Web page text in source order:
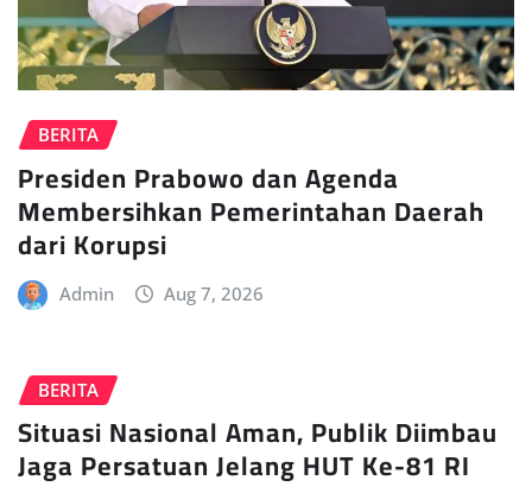
BERITA
Presiden Prabowo dan Agenda
Membersihkan Pemerintahan Daerah
dari Korupsi
Admin Aug 7, 2026
BERITA
Situasi Nasional Aman, Publik Diimbau
Jaga Persatuan Jelang HUT Ke-81 RI